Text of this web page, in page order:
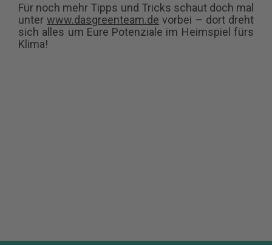
Für noch mehr Tipps und Tricks schaut doch mal
unterwww.dasgreenteam.de vorbei – dort dreht
sich alles um Eure Potenziale im Heimspiel fürs
Klima!